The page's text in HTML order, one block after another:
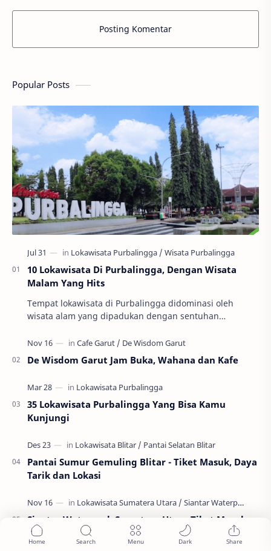
Posting Komentar
Popular Posts
10 Lokawisata Di Purbalingga, Dengan Wisata
Malam Yang Hits
Tempat lokawisata di Purbalingga didominasi oleh
wisata alam yang dipadukan dengan sentuhan
Purbalingga l…
De Wisdom Garut Jam Buka, Wahana dan Kafe
35 Lokawisata Purbalingga Yang Bisa Kamu
Kunjungi
Pantai Sumur Gemuling Blitar - Tiket Masuk, Daya
Tarik dan Lokasi
Siantar Waterpark Sumatera Utara Tiket Masuk
dan Wahana